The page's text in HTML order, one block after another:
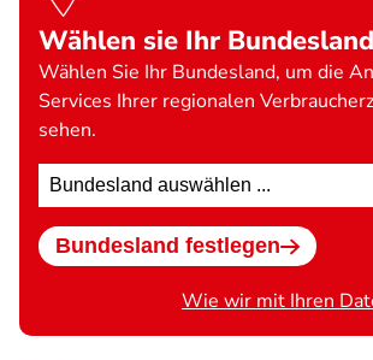
Wählen sie Ihr Bundesland
Wählen Sie Ihr Bundesland, um die
Services Ihrer regionalen
sehen.
Standort
wählen
Bundesland festlegen
Wie wir mit Ihren